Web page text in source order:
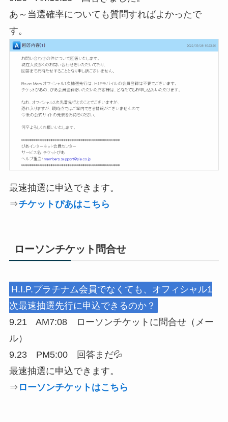
あ～当選確率についても質問すればよかったで
す。
最速抽選に申込できます。
⇒チケットぴあはこちら
ローソンチケット問合せ
H.I.P.プラチナム会員でなくても、オフィシャル1
次最速抽選先⾏に申込できるのか？
9.21 AM7:08 ローソンチケットに問合せ（メー
ル）
9.23 PM5:00 回答まだ💦
最速抽選に申込できます。
⇒ ローソンチケットはこちら